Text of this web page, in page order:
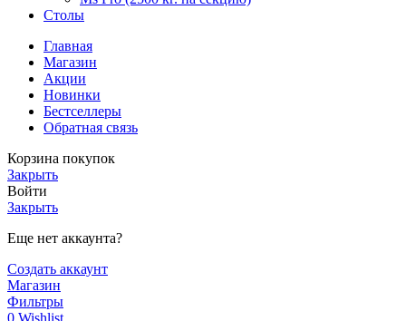
Столы
Главная
Магазин
Акции
Новинки
Бестселлеры
Обратная связь
Корзина покупок
Закрыть
Войти
Закрыть
Еще нет аккаунта?
Создать аккаунт
Магазин
Фильтры
0 Wishlist